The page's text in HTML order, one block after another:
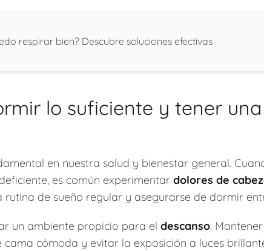
respirar bien? Descubre soluciones efectivas
lo suficiente y tener
en nuestra salud y bienestar general.
es común experimentar dolores de
de sueño regular y asegurarse de dormir
un ambiente propicio para el descanso.
cómoda y evitar la exposición a luces